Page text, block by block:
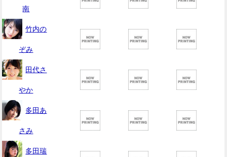
南
竹内の
ぞみ
田代さ
やか
多田あ
さみ
多田瑞